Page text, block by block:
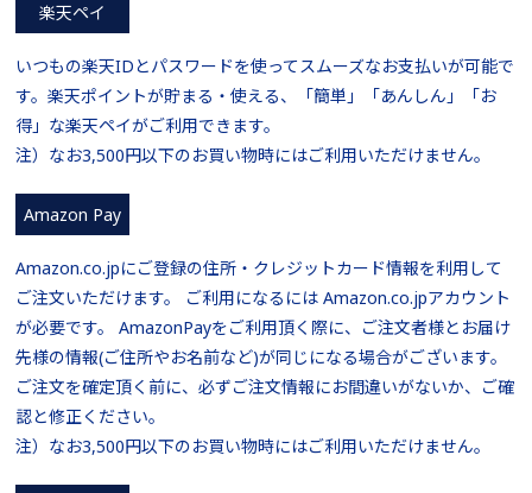
楽天ペイ
いつもの楽天IDとパスワードを使ってスムーズなお支払いが可能で
す。楽天ポイントが貯まる・使える、「簡単」「あんしん」「お
得」な楽天ペイがご利用できます。
注）なお3,500円以下のお買い物時にはご利用いただけません。
Amazon Pay
Amazon.co.jpにご登録の住所・クレジットカード情報を利用して
ご注文いただけます。 ご利用になるには Amazon.co.jpアカウント
が必要です。 AmazonPayをご利用頂く際に、ご注文者様とお届け
先様の情報(ご住所やお名前など)が同じになる場合がございます。
ご注文を確定頂く前に、必ずご注文情報にお間違いがないか、ご確
認と修正ください。
注）なお3,500円以下のお買い物時にはご利用いただけません。